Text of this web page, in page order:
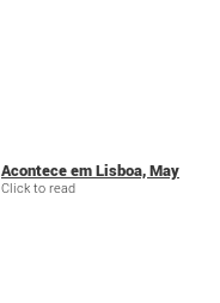
Acontece em Lisboa, May
Click to read